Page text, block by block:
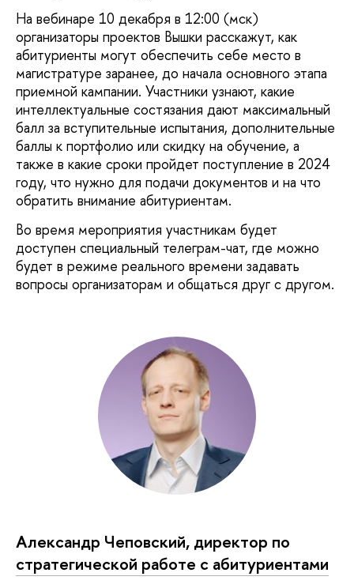
На вебинаре 10 декабря в 12:00 (мск)
организаторы проектов Вышки расскажут, как
абитуриенты могут обеспечить себе место в
магистратуре заранее, до начала основного этапа
приемной кампании. Участники узнают, какие
интеллектуальные состязания дают максимальный
балл за вступительные испытания, дополнительные
баллы к портфолио или скидку на обучение, а
также в какие сроки пройдет поступление в 2024
году, что нужно для подачи документов и на что
обратить внимание абитуриентам.
Во время мероприятия участникам будет
доступен специальный телеграм-чат, где можно
будет в режиме реального времени задавать
вопросы организаторам и общаться друг с другом.
Александр Чеповский, директор по
стратегической работе с абитуриентами